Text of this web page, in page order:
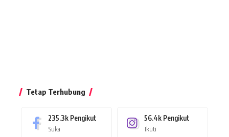
Tetap Terhubung
235.3k Pengikut
Suka
56.4k Pengikut
Ikuti